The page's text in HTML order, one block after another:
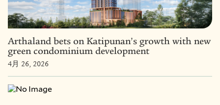
Arthaland bets on Katipunan’s growth with new
green condominium development
4月 26, 2026